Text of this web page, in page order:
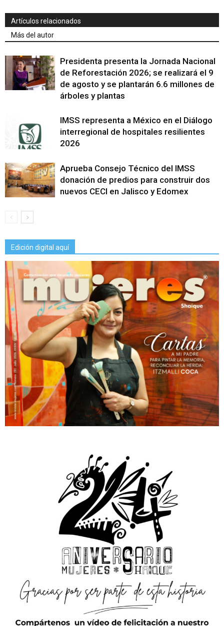
Artículos relacionados
Más del autor
Presidenta presenta la Jornada Nacional
de Reforestación 2026; se realizará el 9
de agosto y se plantarán 6.6 millones de
árboles y plantas
IMSS representa a México en el Diálogo
interregional de hospitales resilientes
2026
Aprueba Consejo Técnico del IMSS
donación de predios para construir dos
nuevos CECI en Jalisco y Edomex
Edición digital aquí